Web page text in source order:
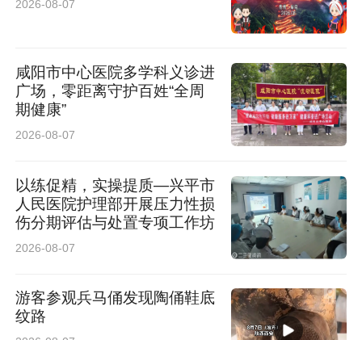
再好的硬件配置，没有精准的算法优化也难以发
都慢半拍，P12L超能芯片T5和TSR画质引擎就
挺“聪明”的，会根据你的需要调性能。追剧的时
候就稳着来，不卡也不费电；打游戏的时候流畅
度拉满，画面跟手不拖影；就连老剧、糊片源，
也能悄悄给你优化清楚。
2026-08-07
咸阳市中心医院多学科义诊进
广场，零距离守护百姓“全周
期健康”
2026-08-07
以练促精，实操提质—兴平市
人民医院护理部开展压力性损
伤分期评估与处置专项工作坊
2026-08-07
游客参观兵马俑发现陶俑鞋底
纹路